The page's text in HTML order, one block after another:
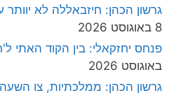
גרשון הכהן: חיזבאללה לא
8 באוגוסט 2026
פנחס יחזקאלי: בין הקוד האתי
באוגוסט 2026
גרשון הכהן: ממלכתיות, צו